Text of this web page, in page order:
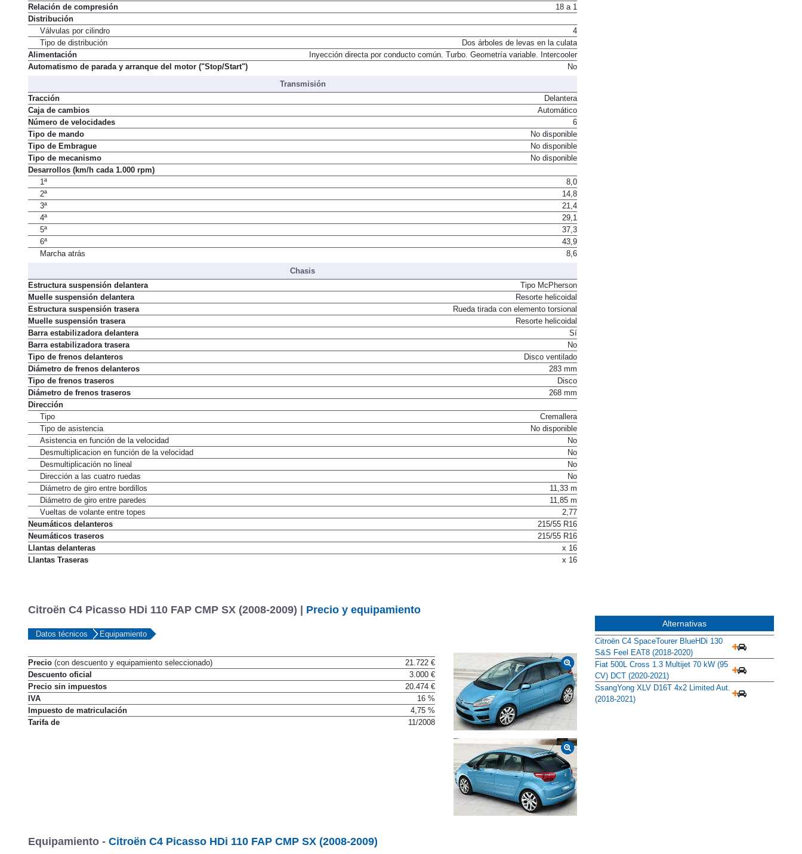
Relación de compresión
18 a 1
Distribución
Válvulas por cilindro
4
Tipo de distribución
Dos árboles de levas en la culata
Alimentación
Inyección directa por conducto común. Turbo. Geometría variable. Intercooler
Automatismo de parada y arranque del motor ("Stop/Start")
No
Transmisión
Tracción
Delantera
Caja de cambios
Automático
Número de velocidades
6
Tipo de mando
No disponible
Tipo de Embrague
No disponible
Tipo de mecanismo
No disponible
Desarrollos (km/h cada 1.000 rpm)
1ª
8,0
2ª
14,8
3ª
21,4
4ª
29,1
5ª
37,3
6ª
43,9
Marcha atrás
8,6
Chasis
Estructura suspensión delantera
Tipo McPherson
Muelle suspensión delantera
Resorte helicoidal
Estructura suspensión trasera
Rueda tirada con elemento torsional
Muelle suspensión trasera
Resorte helicoidal
Barra estabilizadora delantera
Sí
Barra estabilizadora trasera
No
Tipo de frenos delanteros
Disco ventilado
Diámetro de frenos delanteros
283 mm
Tipo de frenos traseros
Disco
Diámetro de frenos traseros
268 mm
Dirección
Tipo
Cremallera
Tipo de asistencia
No disponible
Asistencia en función de la velocidad
No
Desmultiplicacion en función de la velocidad
No
Desmultiplicación no lineal
No
Dirección a las cuatro ruedas
No
Diámetro de giro entre bordillos
11,33 m
Diámetro de giro entre paredes
11,85 m
Vueltas de volante entre topes
2,77
Neumáticos delanteros
215/55 R16
Neumáticos traseros
215/55 R16
Llantas delanteras
x 16
Llantas Traseras
x 16
Citroën C4 Picasso HDi 110 FAP CMP SX (2008-2009) | Precio y equipamiento
Datos técnicos Equipamiento
Precio (con descuento y equipamiento seleccionado)
21.722 €
Descuento oficial
3.000 €
Precio sin impuestos
20.474 €
IVA
16 %
Impuesto de matriculación
4,75 %
Tarifa de
11/2008
Equipamiento - Citroën C4 Picasso HDi 110 FAP CMP SX (2008-2009)
Alternativas
Citroën C4 SpaceTourer BlueHDi 130
S&S Feel EAT8 (2018-2020)
Fiat 500L Cross 1.3 Multijet 70 kW (95
CV) DCT (2020-2021)
SsangYong XLV D16T 4x2 Limited Aut.
(2018-2021)